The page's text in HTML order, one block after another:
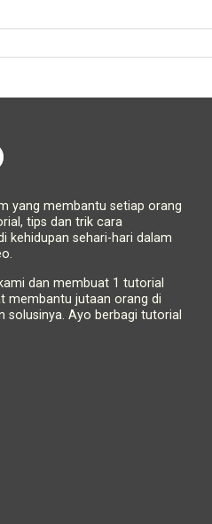
yang membantu setiap orang
tips dan trik cara
kehidupan sehari-hari dalam
dan membuat 1 tutorial
membantu jutaan orang di
solusinya. Ayo berbagi tutorial